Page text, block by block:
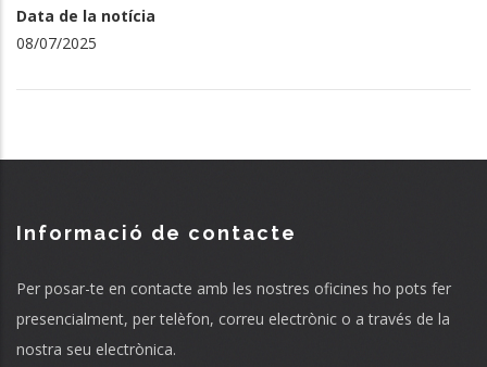
Data de la notícia
08/07/2025
Informació de contacte
Per posar-te en contacte amb les nostres oficines ho pots fer
presencialment, per telèfon, correu electrònic o a través de la
nostra seu electrònica.